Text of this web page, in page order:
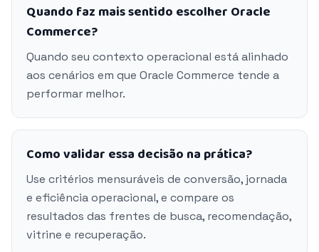
Quando faz mais sentido escolher Oracle
Commerce?
Quando seu contexto operacional está alinhado
aos cenários em que Oracle Commerce tende a
performar melhor.
Como validar essa decisão na prática?
Use critérios mensuráveis de conversão, jornada
e eficiência operacional, e compare os
resultados das frentes de busca, recomendação,
vitrine e recuperação.